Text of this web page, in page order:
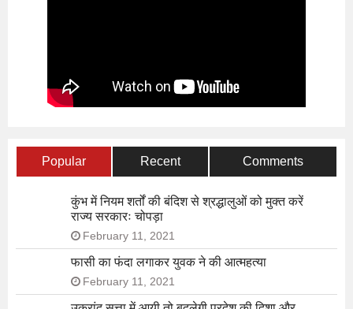
Popular Recent Comments
कुंभ में नियम शर्तों की बंदिश से श्रद्धालुओं को मुक्त करें
राज्य सरकारः चोपड़ा
February 11, 2021
फासी का फंदा लगाकर युवक ने की आत्महत्या
February 11, 2021